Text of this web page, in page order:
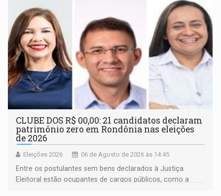
CLUBE DOS R$ 00,00: 21 candidatos declaram
patrimônio zero em Rondônia nas eleições
de 2026
Eleições 2026 06 de Agosto de 2026 às 14:45
Entre os postulantes sem bens declarados à Justiça
Eleitoral estão ocupantes de cargos públicos, como a